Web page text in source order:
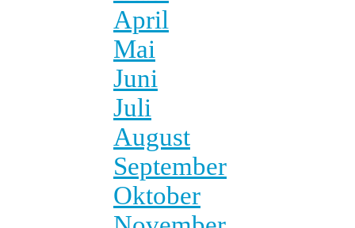
April
Mai
Juni
Juli
August
September
Oktober